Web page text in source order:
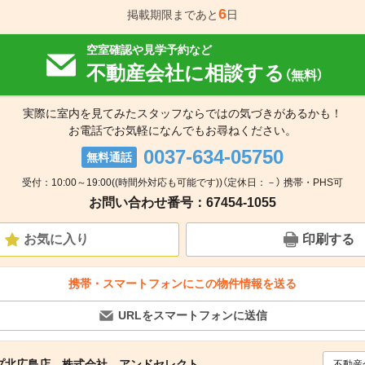
掲載期限まであと6日
空室確認や見学予約など
不動産会社に相談する （無料）
実際に室内を見てみたスタッフならではの気づきがあるかも！
お電話でお気軽になんでもお尋ねください。
無料通話 0037-634-05750
受付：10:00～19:00((時間外対応も可能です))（定休日：－） 携帯・PHS可
お問い合わせ番号：67454-1055
お気に入り 印刷する
携帯・スマートフォンにこの物件情報を送る
URLをスマートフォンに送信